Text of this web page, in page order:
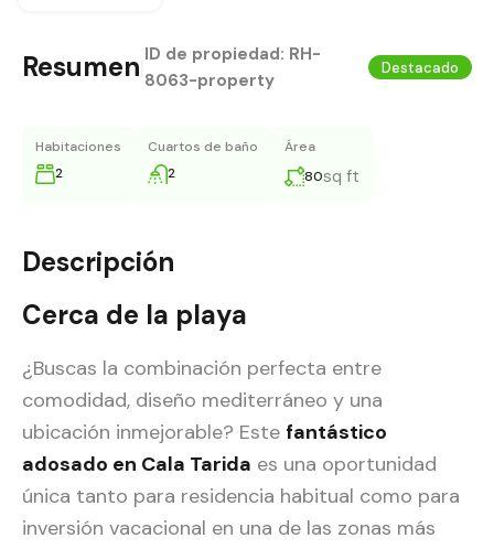
Resumen ID de propiedad: RH-
8063-property
Destacado
Habitaciones
2
Cuartos de baño
2
Área
80sq ft
Descripción
Cerca de la playa
¿Buscas la combinación perfecta entre
comodidad, diseño mediterráneo y una
ubicación inmejorable? Este fantástico
adosado en Cala Tarida es una oportunidad
única tanto para residencia habitual como para
inversión vacacional en una de las zonas más